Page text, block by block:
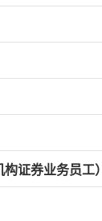
证券业务员工）